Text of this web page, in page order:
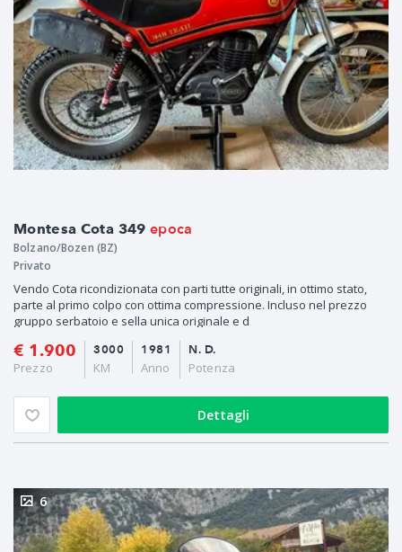
Montesa Cota 349 epoca
Bolzano/Bozen (BZ)
Privato
Vendo Cota ricondizionata con parti tutte originali, in ottimo stato,
parte al primo colpo con ottima compressione. Incluso nel prezzo
gruppo serbatoio e sella unica originale e d
€ 1.900
Prezzo
1981
Anno
3000
KM
N. D.
Potenza
Dettagli
6